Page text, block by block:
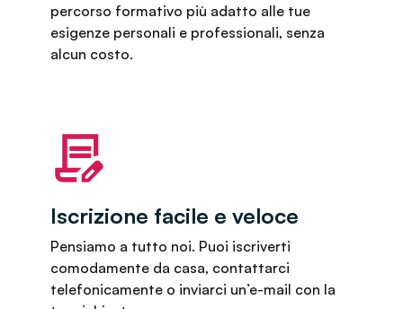
percorso formativo più adatto alle tue
esigenze personali e professionali, senza
alcun costo.
Iscrizione facile e veloce
Pensiamo a tutto noi. Puoi iscriverti
comodamente da casa, contattarci
telefonicamente o inviarci un’e-mail con la